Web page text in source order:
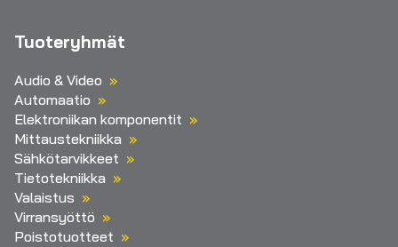
Tuoteryhmät
Audio & Video
Automaatio
Elektroniikan komponentit
Mittaustekniikka
Sähkötarvikkeet
Tietotekniikka
Valaistus
Virransyöttö
Poistotuotteet